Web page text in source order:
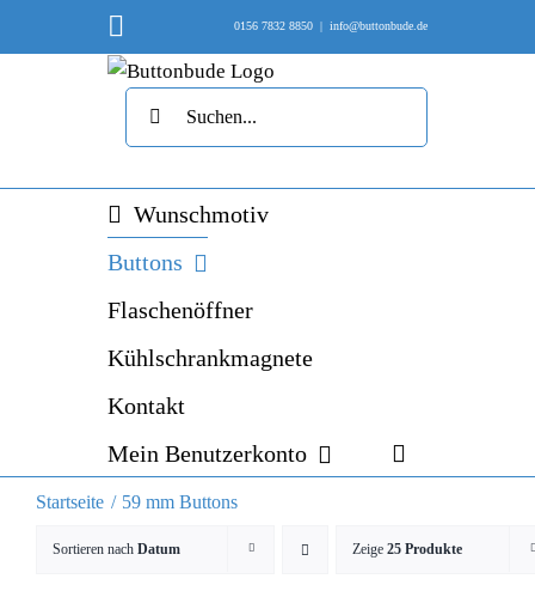
Instagram0156 7832 8850 | info@buttonbude.de
Wunschmotiv
Buttons
Flaschenöffner
Kühlschrankmagnete
Kontakt
Mein Benutzerkonto
Startseite 59 mm Buttons
Sortieren nach Datum Zeige 25 Produkte